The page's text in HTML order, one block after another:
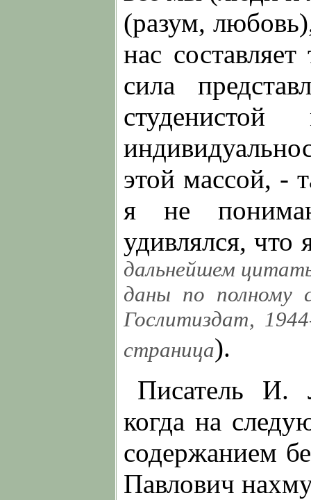
(разум,
нас
сила
этой массой, -
я не
удивлялся,
дальнейшем
даны по полному
Гослитиздат,
страница).
Писатель И.
когда на
содержанием
Павлович